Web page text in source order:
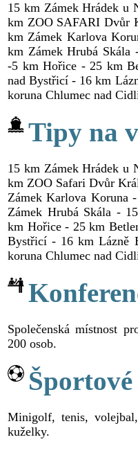
15 km Zámek Hrádek u
km ZOO SAFARI Dvůr
km Zámek Karlova
km Zámek Hrubá
-5 km Hořice - 25 km
nad Bystřicí - 16 km
koruna Chlumec nad
Tipy na
15 km Zámek Hrádek u
km ZOO Safari Dvůr
Zámek Karlova Koruna
Zámek Hrubá Skála -
km Hořice - 25 km
Bystřicí - 16 km Lázně
koruna Chlumec nad
Společenská místnost
200 osob.
Minigolf, tenis,
kuželky.